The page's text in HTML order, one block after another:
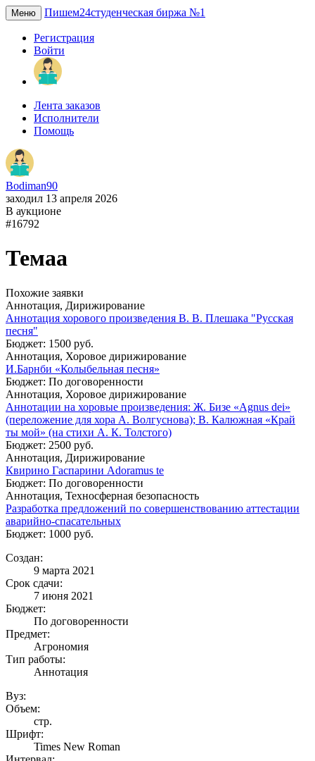
Меню Пишем24студенческая биржа №1
Регистрация
Войти
Лента заказов
Исполнители
Помощь
Bodiman90
заходил 13 апреля 2026
В аукционе
#16792
Темаа
Похожие заявки
Аннотация, Дирижирование
Аннотация хорового произведения В. В. Плешака "Русская
песня"
Бюджет: 1500 руб.
Аннотация, Хоровое дирижирование
И.Барнби «Колыбельная песня»
Бюджет: По договоренности
Аннотация, Хоровое дирижирование
Аннотации на хоровые произведения: Ж. Бизе «Agnus dei»
(переложение для хора А. Волгуснова); В. Калюжная «Край
ты мой» (на стихи А. К. Толстого)
Бюджет: 2500 руб.
Аннотация, Дирижирование
Квирино Гаспарини Adoramus te
Бюджет: По договоренности
Аннотация, Техносферная безопасность
Разработка предложений по совершенствованию аттестации
аварийно-спасательных
Бюджет: 1000 руб.
Создан:
9 марта 2021
Срок сдачи:
7 июня 2021
Бюджет:
По договоренности
Предмет:
Агрономия
Тип работы:
Аннотация
Вуз:
Объем:
стр.
Шрифт:
Times New Roman